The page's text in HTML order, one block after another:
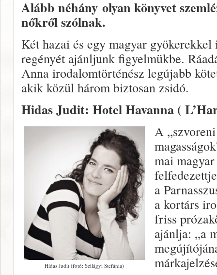
Alább néhány olyan könyvet
nőkről szólnak.
Két hazai és egy magyar
regényét ajánljunk figyelmükbe.
Anna irodalomtörténész legújabb
akik közül három biztosan zsidó.
Hidas Judit: Hotel Havanna (
Hidas Judit (fotó: Szilágyi Stefánia)
A
mai
a
a kortárs
friss
ajánlja: „a